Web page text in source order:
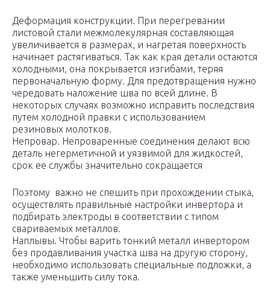
Деформация конструкции. При перегревании
листовой стали межмолекулярная составляющая
увеличивается в размерах, и нагретая поверхность
начинает растягиваться. Так как края детали остаются
холодными, она покрывается изгибами, теряя
первоначальную форму. Для предотвращения нужно
чередовать наложение шва по всей длине. В
некоторых случаях возможно исправить последствия
путем холодной правки с использованием
резиновых молотков.
Непровар. Непроваренные соединения делают всю
деталь негерметичной и уязвимой для жидкостей,
срок ее службы значительно сокращается
Поэтому важно не спешить при прохождении стыка,
осуществлять правильные настройки инвертора и
подбирать электроды в соответствии с типом
свариваемых металлов.
Наплывы. Чтобы варить тонкий металл инвертором
без продавливания участка шва на другую сторону,
необходимо использовать специальные подложки, а
также уменьшить силу тока.